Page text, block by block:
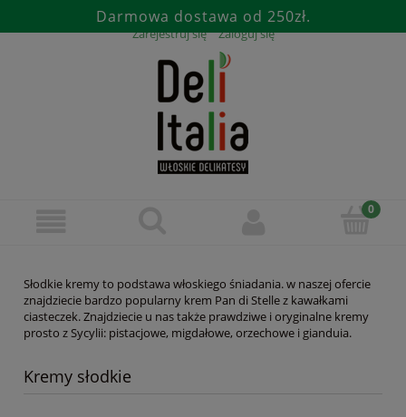
Darmowa dostawa od 250zł.
Zarejestruj się Zaloguj się
Słodkie kremy to podstawa włoskiego śniadania. w naszej ofercie
znajdziecie bardzo popularny krem Pan di Stelle z kawałkami
ciasteczek. Znajdziecie u nas także prawdziwe i oryginalne kremy
prosto z Sycylii: pistacjowe, migdałowe, orzechowe i gianduia.
Kremy słodkie